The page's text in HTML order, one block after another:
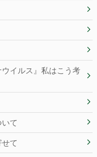
イルス』私はこう考
て
て